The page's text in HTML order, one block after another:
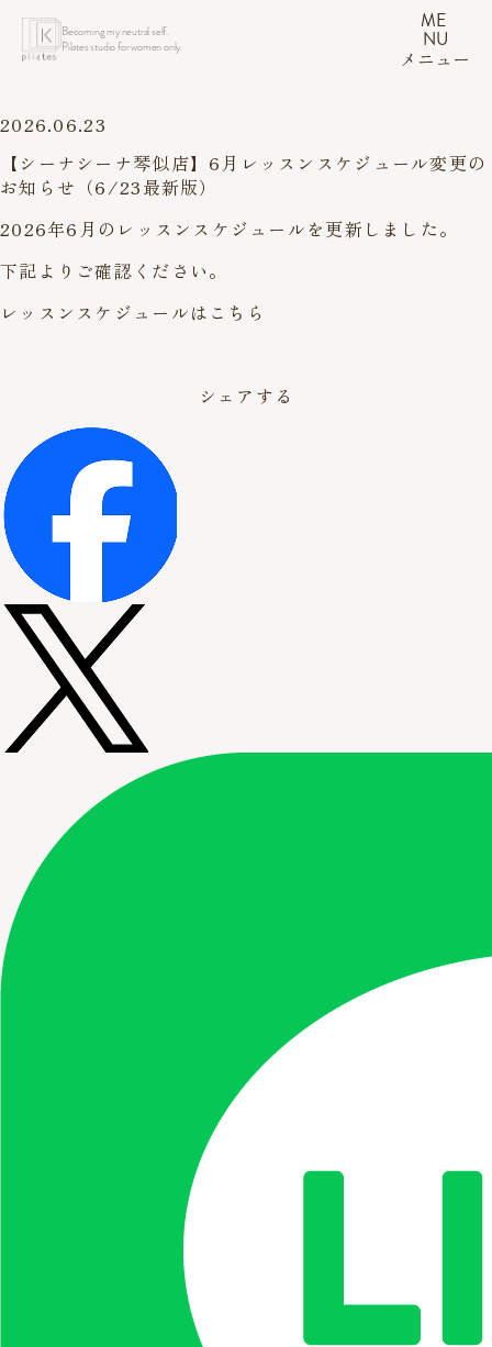
Becoming my neutral self.
Pilates studio for women only.
ME
NU
メニュー
2026.06.23
【シーナシーナ琴似店】6月レッスンスケジュール変更の
お知らせ（6/23最新版）
2026年6月のレッスンスケジュールを更新しました。
下記よりご確認ください。
レッスンスケジュールはこちら
シェアする